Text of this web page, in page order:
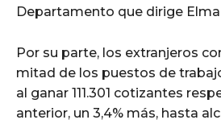
Departamento que dirige Elma
Por su parte, los extranjeros
mitad de los puestos de
al ganar 111.301 cotizantes
anterior, un 3,4% más, hasta